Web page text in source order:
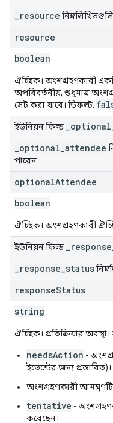
_resource
resource
boolean
ঐচ্ছিক। অংশগ্রহণকারী
অপরিবর্তনীয়, শুধুমাত্র
সেট করা যাবে। ডিফল্ট:
ইউনিয়ন ফিল্ড
_optional_attendee
পারেন:
optionalAttendee
boolean
ঐচ্ছিক। অংশগ্রহণকারী
ইউনিয়ন ফিল্ড
_response_status
responseStatus
string
ঐচ্ছিক। প্রতিক্রিয়ার
needsAction -
ইভেন্টের জন্য প্রস্তাবিত)।
অংশগ্রহণকারী আমন্ত্রণটি
tentative -
করেছেন।